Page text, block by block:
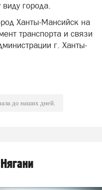
города.
Ханты-Мансийск на
транспорта и связи
г. Ханты-
до наших дней.